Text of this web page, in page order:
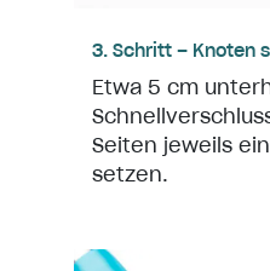
3. Schritt – Knoten
Etwa 5 cm
Seiten jeweils
setzen.